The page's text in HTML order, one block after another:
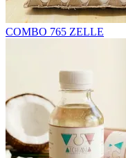
COMBO 765 ZELLE